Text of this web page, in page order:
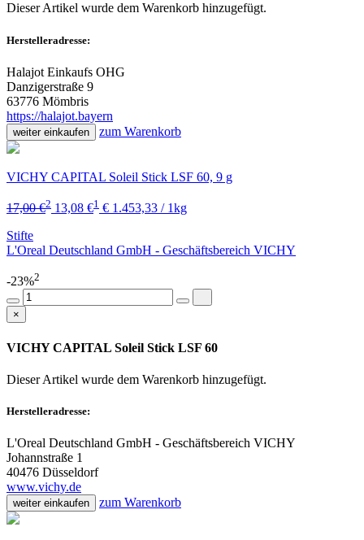
Dieser Artikel wurde dem Warenkorb hinzugefügt.
Herstelleradresse:
Halajot Einkaufs OHG
Danzigerstraße 9
63776 Mömbris
https://halajot.bayern
weiter einkaufen zum Warenkorb
VICHY CAPITAL Soleil Stick LSF 60, 9 g
17,00 €2 13,08 €1 € 1.453,33 / 1kg
Stifte
L'Oreal Deutschland GmbH - Geschäftsbereich VICHY
-23%2
×
VICHY CAPITAL Soleil Stick LSF 60
Dieser Artikel wurde dem Warenkorb hinzugefügt.
Herstelleradresse:
L'Oreal Deutschland GmbH - Geschäftsbereich VICHY
Johannstraße 1
40476 Düsseldorf
www.vichy.de
weiter einkaufen zum Warenkorb